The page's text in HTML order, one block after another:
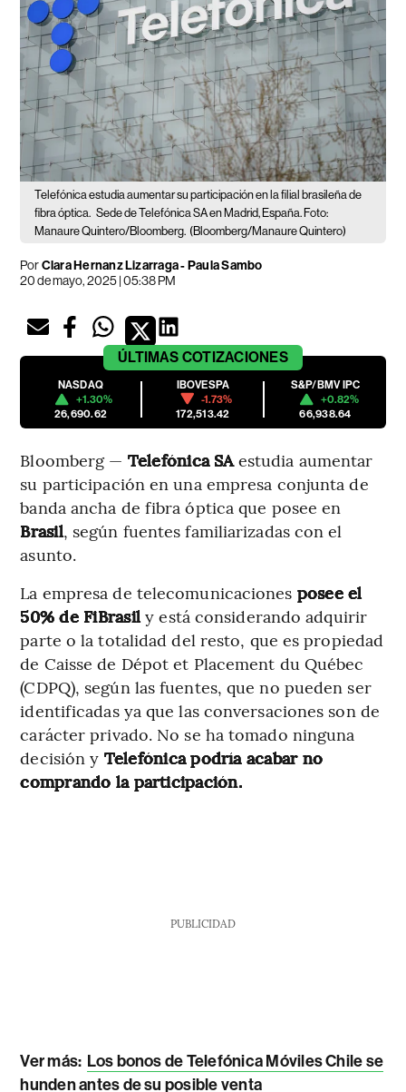
Telefónica estudia aumentar su participación en la filial brasileña de
fibra óptica. Sede de Telefónica SA en Madrid, España. Foto:
Manaure Quintero/Bloomberg. (Bloomberg/Manaure Quintero)
PorClara Hernanz Lizarraga - Paula Sambo
20 de mayo, 2025 | 05:38 PM
ÚLTIMAS COTIZACIONES
NASDAQ
+1.30%
26,690.62
IBOVESPA
-1.73%
172,513.42
S&P/BMV IPC
+0.82%
66,938.64
Bloomberg — Telefónica SAestudia aumentar
su participación en una empresa conjunta de
banda ancha de fibra óptica que posee en
Brasil, según fuentes familiarizadas con el
asunto.
La empresa de telecomunicaciones posee el
50% de FiBrasily está considerando adquirir
parte o la totalidad del resto, que es propiedad
de Caisse de Dépot et Placement du Québec
(CDPQ), según las fuentes, que no pueden ser
identificadas ya que las conversaciones son de
carácter privado. No se ha tomado ninguna
decisión y Telefónica podría acabar no
comprando la participación.
PUBLICIDAD
Ver más: Los bonos de Telefónica Móviles Chile se
hunden antes de su posible venta